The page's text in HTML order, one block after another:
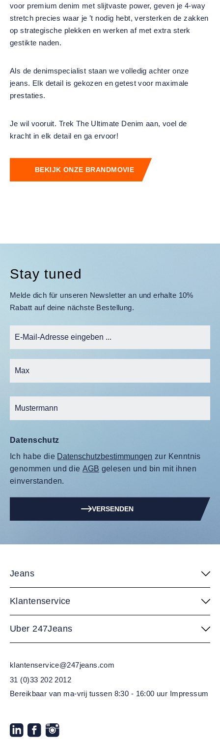
voor premium denim met slijtvaste power, geven je 4-way
stretch precies waar je ’t nodig hebt, versterken de zakken
op strategische plekken en werken af met extra sterk
gestikte naden.
Als de denimspecialist staan we volledig achter onze
jeans. Elk detail is gekozen en getest voor maximale
prestaties.
Je wil vooruit. Trek The Ultimate Denim aan, voel de
kracht in elk detail en ga ervoor!
BEKIJK ONZE BRANDMOVIE
Stay tuned
Melde dich für unseren Newsletter an und erhalte 10%
Rabatt auf deine nächste Bestellung.
Datenschutz
Ich habe die Datenschutzbestimmungen zur Kenntnis
genommen und dieAGB gelesen und bin mit ihnen
einverstanden.
VERSENDEN
Jeans
Klantenservice
Uber 247Jeans
klantenservice@247jeans.com
31 (0)33 202 2012
Bereikbaar van ma-vrij tussen 8:30 - 16:00 uur Impressum